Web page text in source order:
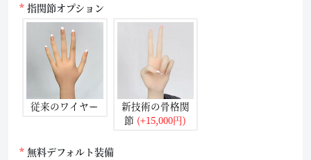
指関節オプション
従来のワイヤー
新技術の骨格関
節 (+15,000円)
無料デフォルト装備